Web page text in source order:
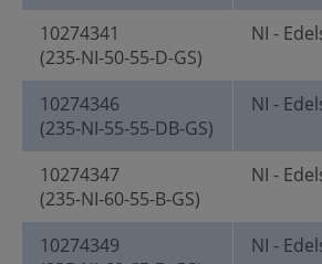
10274341
(235-NI-50-55-D-GS)
NI -
10274346
(235-NI-55-55-DB-GS)
NI -
10274347
(235-NI-60-55-B-GS)
NI -
10274349
NI -